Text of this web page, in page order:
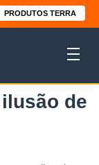
PRODUTOS TERRA
de